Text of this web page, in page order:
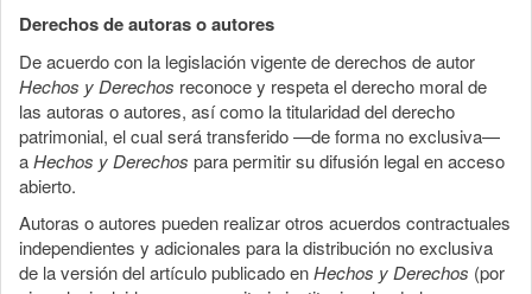
Derechos de autoras o autores
De acuerdo con la legislación vigente de derechos de autor
Hechos y Derechos reconoce y respeta el derecho moral de
las autoras o autores, así como la titularidad del derecho
patrimonial, el cual será transferido —de forma no exclusiva—
aHechos y Derechos para permitir su difusión legal en acceso
abierto.
Autoras o autores pueden realizar otros acuerdos contractuales
independientes y adicionales para la distribución no exclusiva
de la versión del artículo publicado enHechos y Derechos (por